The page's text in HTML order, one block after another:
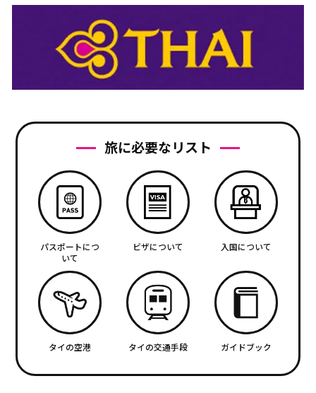
旅に必要なリスト
パスポートにつ
いて
ビザについて 入国について
タイの空港 タイの交通手段 ガイドブック